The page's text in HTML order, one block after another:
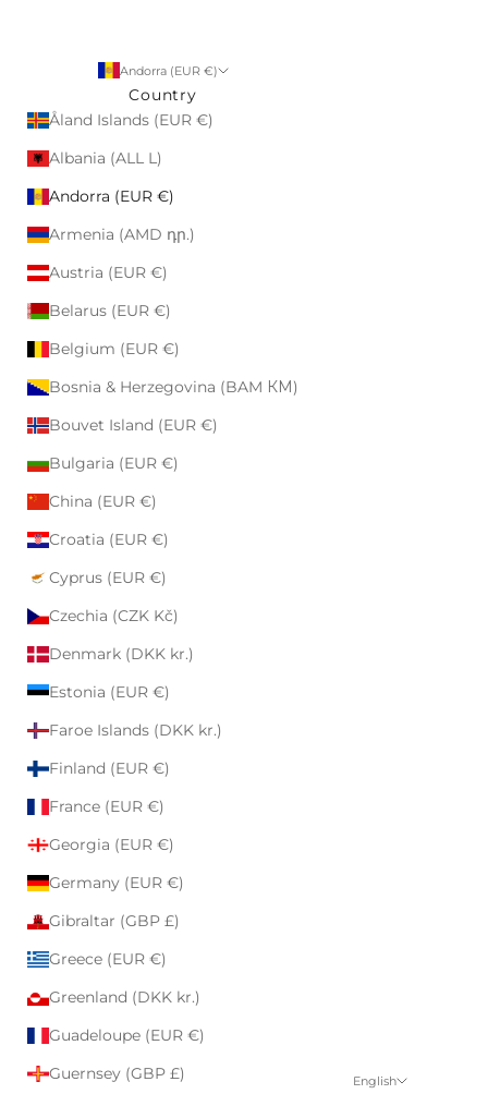
Andorra (EUR €)
Country
Åland Islands (EUR €)
Albania (ALL L)
Andorra (EUR €)
Armenia (AMD դր.)
Austria (EUR €)
Belarus (EUR €)
Belgium (EUR €)
Bosnia & Herzegovina (BAM КМ)
Bouvet Island (EUR €)
Bulgaria (EUR €)
China (EUR €)
Croatia (EUR €)
Cyprus (EUR €)
Czechia (CZK Kč)
Denmark (DKK kr.)
Estonia (EUR €)
Faroe Islands (DKK kr.)
Finland (EUR €)
France (EUR €)
Georgia (EUR €)
Germany (EUR €)
Gibraltar (GBP £)
Greece (EUR €)
Greenland (DKK kr.)
Guadeloupe (EUR €)
Guernsey (GBP £)
English